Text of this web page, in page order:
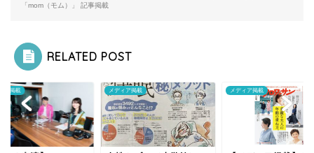
「mom（モム）」 記事掲載
RELATED POST
ア掲載 メディア掲載 メディア掲載